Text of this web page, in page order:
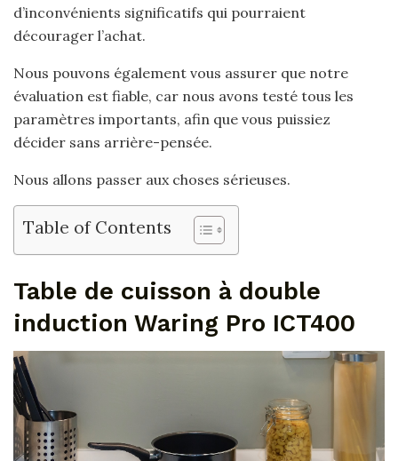
d’inconvénients significatifs qui pourraient
décourager l’achat.
Nous pouvons également vous assurer que notre
évaluation est fiable, car nous avons testé tous les
paramètres importants, afin que vous puissiez
décider sans arrière-pensée.
Nous allons passer aux choses sérieuses.
Table of Contents
Table de cuisson à double
induction Waring Pro ICT400